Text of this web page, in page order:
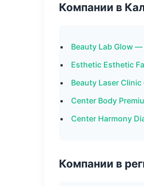
Компании в
Beauty Lab Glow —
Esthetic Esthetic
Beauty Laser
Center Body
Center Harmony
Компании в